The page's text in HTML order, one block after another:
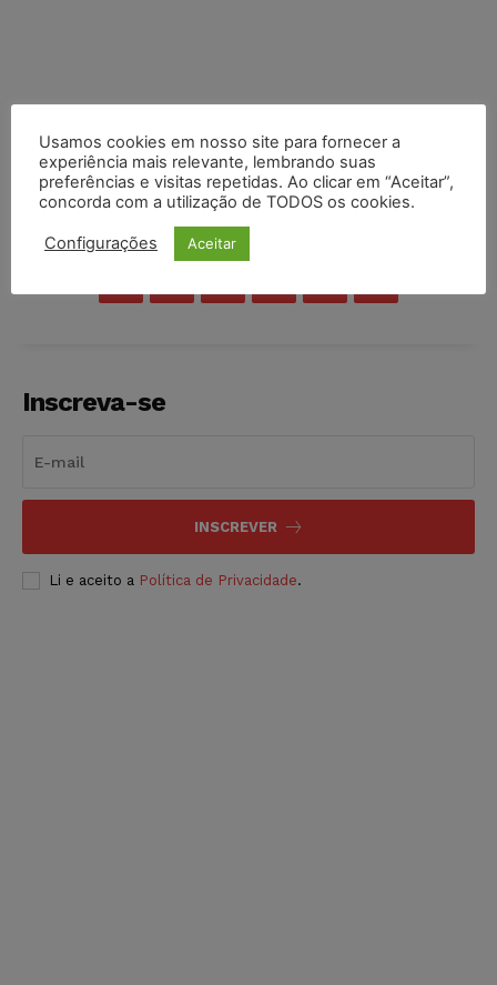
COMPARTILHE
Inscreva-se
INSCREVER
Li e aceito a Política de Privacidade.
Usamos cookies em nosso site para fornecer a
experiência mais relevante, lembrando suas
preferências e visitas repetidas. Ao clicar em “Aceitar”,
concorda com a utilização de TODOS os cookies.
Configurações Aceitar